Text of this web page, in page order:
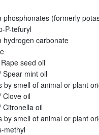
phosphonates (formerly
P-tefuryl
hydrogen carbonate
seed oil
Spear mint oil
by smell of animal or plant
Clove oil
Citronella oil
by smell of animal or plant
methyl